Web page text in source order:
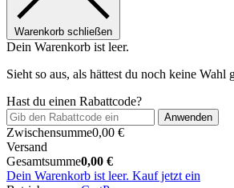
Warenkorb schließen
Dein Warenkorb ist leer.
Sieht so aus, als hättest du noch keine Wahl
Hast du einen Rabattcode?
Anwenden
Zwischensumme0,00 €
Versand
Gesamtsumme0,00 €
Dein Warenkorb ist leer. Kauf jetzt ein